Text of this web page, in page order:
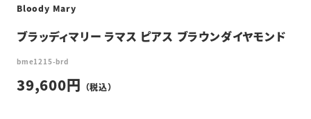
Bloody Mary
ブラッディマリー ラマス ピアス ブラウンダイヤモンド
bme1215-brd
39,600